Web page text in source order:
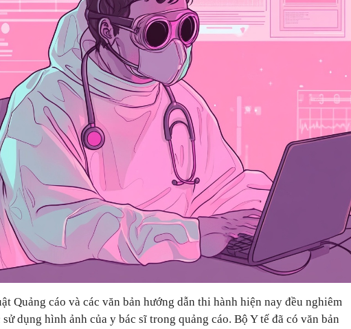
Quảng cáo và các văn bản hướng dẫn thi hành hiện nay đều nghiêm
dụng hình ảnh của y bác sĩ trong quảng cáo. Bộ Y tế đã có văn bản